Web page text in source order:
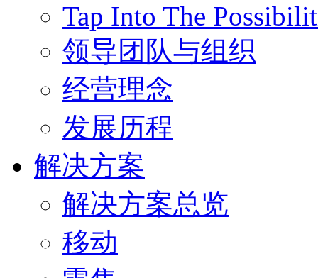
Tap Into The
领导团队与组织
经营理念
发展历程
解决方案
解决方案总览
移动